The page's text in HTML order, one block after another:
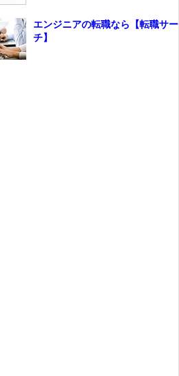
エンジニアの転職なら【転職サー
チ】